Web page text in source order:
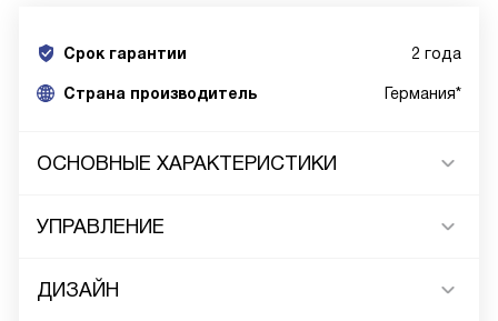
Срок гарантии 2 года
Cтрана производитель Германия*
ОСНОВНЫЕ ХАРАКТЕРИСТИКИ
УПРАВЛЕНИЕ
ДИЗАЙН